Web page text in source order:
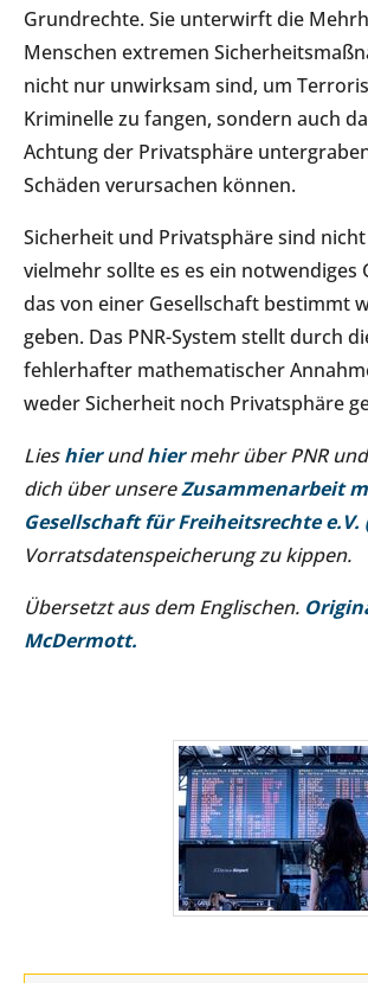
Grundrechte. Sie unterwirft die
Menschen extremen
nicht nur unwirksam sind, um
Kriminelle zu fangen, sondern auch
Achtung der Privatsphäre
Schäden verursachen können.
Sicherheit und Privatsphäre sind
vielmehr sollte es es ein notwendiges
das von einer Gesellschaft bestimmt
geben. Das PNR-System stellt durch
fehlerhafter mathematischer
weder Sicherheit noch Privatsphäre
Lieshierundhiermehr über PNR
dich über unsereZusammenarbeit
Gesellschaft für Freiheitsrechte e.V.
Vorratsdatenspeicherung zu kippen.
Übersetzt aus dem Englischen.
McDermott.